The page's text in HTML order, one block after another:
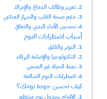
2. تعزيز وظائف الدماغ والإدراك
3. دعم صحة القلب والجهاز المناعي
4. تحسين الأداء البدني والتعافي
أسباب اضطرابات النوم
1. التوتر والقلق
2. التكنولوجيا والإضاءة الزرقاء
3. نمط الحياة غير الصحي
4. اضطرابات النوم الشائعة
كيف تحسن جودة نومك؟
1. الالتزام بجدول نوم منتظم